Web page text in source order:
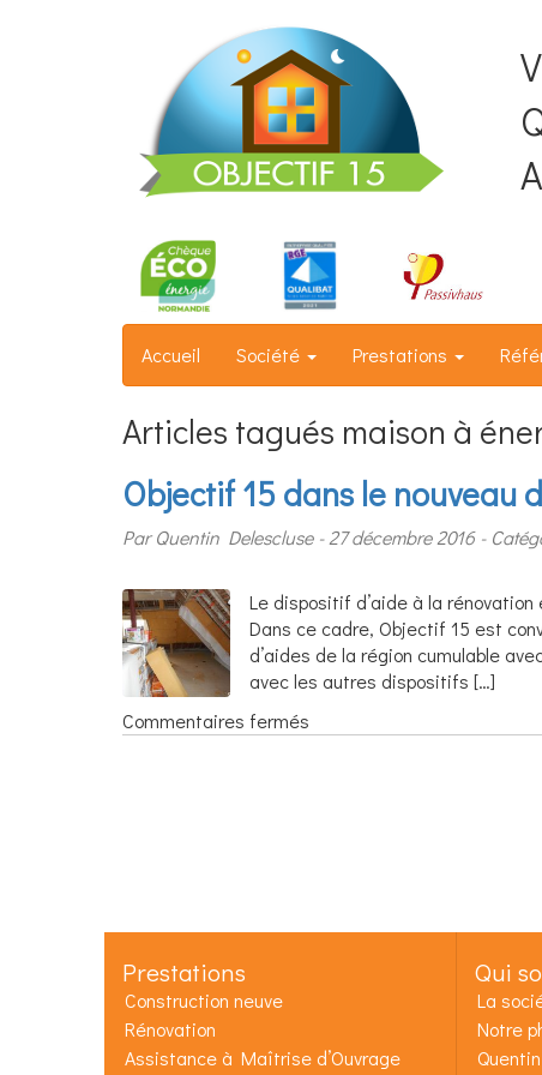
Accueil Société Prestations
Articles tagués maison à
Objectif 15 dans le
Par Quentin Delescluse 27 décembre 2016
Le dispositif d’aide à la
Dans ce cadre, Objectif 15 est
d’aides de la région cumulable
avec les autres dispositifs […]
Commentaires fermés
énergie
Prestations
Construction neuve
Rénovation
Assistance à Maîtrise d’Ouvrage
Qui
La
Notre